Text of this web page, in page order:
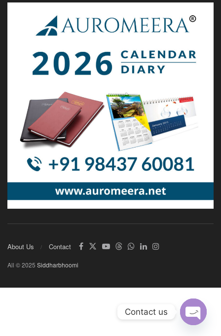
About Us Contact
All © 2025 Siddharbhoomi
Contact us